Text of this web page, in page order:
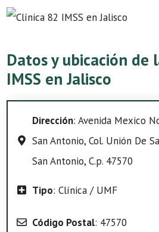
Datos y ubicación de
IMSS en Jalisco
Dirección: Avenida Mexico
San Antonio, Col. Unión De
San Antonio, C.p. 47570
Tipo: Clínica / UMF
Código Postal: 47570